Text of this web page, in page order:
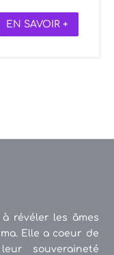
EN SAVOIR +
à révéler les âmes
Elle a coeur de
souveraineté